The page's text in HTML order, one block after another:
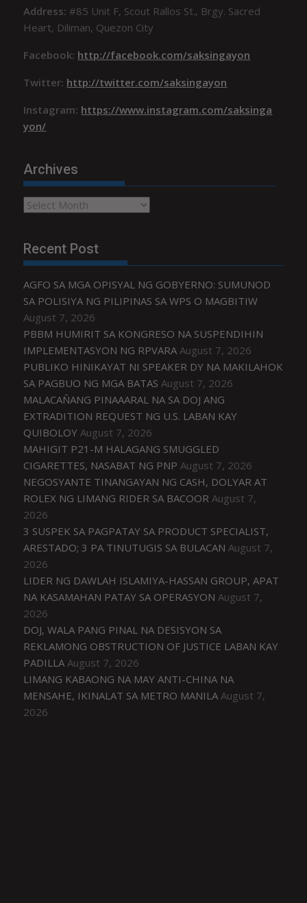
Address:#85 Unit F, Scout Rallos St., Brgy. Sacred
Heart, Diliman, Quezon City
Facebook: http://facebook.com/saksingayon
Twitter: http://twitter.com/saksingayon
Instagram: https://www.instagram.com/saksinga
yon/
Archives
Archives
Recent Post
AGFO SA MGA OPISYAL NG GOBYERNO: SUMUNOD
SA POLISIYA NG PILIPINAS SA WPS O MAGBITIW
August 7, 2026
PBBM HUMIRIT SA KONGRESO NA SUSPENDIHIN
IMPLEMENTASYON NG RPVARA August 7, 2026
PUBLIKO HINIKAYAT NI SPEAKER DY NA MAKILAHOK
SA PAGBUO NG MGA BATAS August 7, 2026
MALACAÑANG PINAAARAL NA SA DOJ ANG
EXTRADITION REQUEST NG U.S. LABAN KAY
QUIBOLOY August 7, 2026
MAHIGIT P21-M HALAGANG SMUGGLED
CIGARETTES, NASABAT NG PNP August 7, 2026
NEGOSYANTE TINANGAYAN NG CASH, DOLYAR AT
ROLEX NG LIMANG RIDER SA BACOOR August 7,
2026
3 SUSPEK SA PAGPATAY SA PRODUCT SPECIALIST,
ARESTADO; 3 PA TINUTUGIS SA BULACAN August 7,
2026
LIDER NG DAWLAH ISLAMIYA-HASSAN GROUP, APAT
NA KASAMAHAN PATAY SA OPERASYON August 7,
2026
DOJ, WALA PANG PINAL NA DESISYON SA
REKLAMONG OBSTRUCTION OF JUSTICE LABAN KAY
PADILLA August 7, 2026
LIMANG KABAONG NA MAY ANTI-CHINA NA
MENSAHE, IKINALAT SA METRO MANILA August 7,
2026